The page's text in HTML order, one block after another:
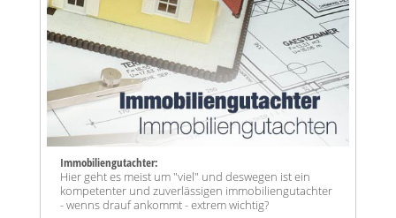
Immobiliengutachter:
Hier geht es meist um "viel" und deswegen ist ein
kompetenter und zuverlässigen immobiliengutachter
- wenns drauf ankommt - extrem wichtig?